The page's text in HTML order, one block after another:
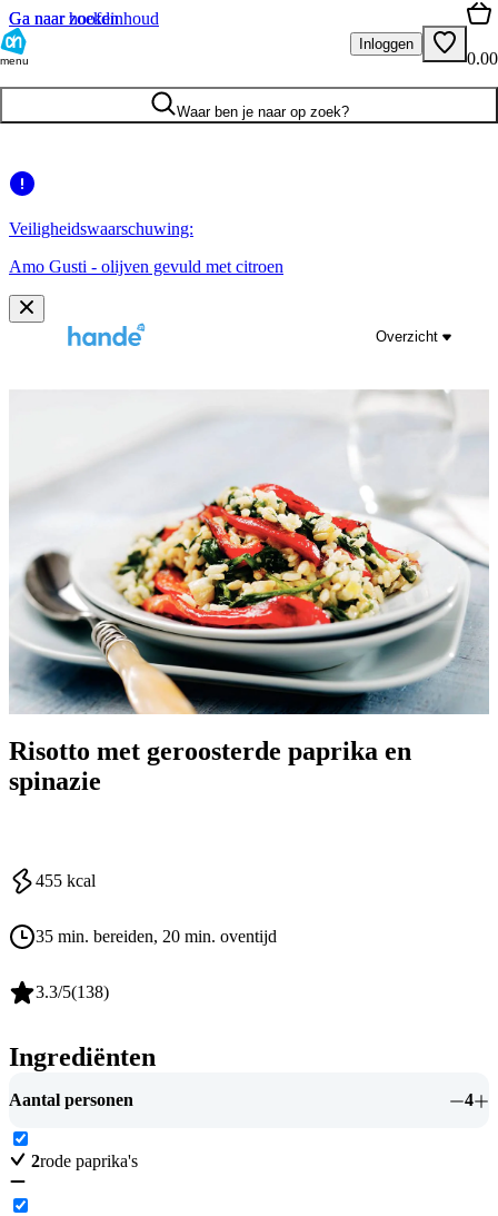
Ga naar hoofdinhoud
Ga naar zoeken
menu
Inloggen
0.00
Waar ben je naar op zoek?
Veiligheidswaarschuwing:
Amo Gusti - olijven gevuld met citroen
Overzicht
Risotto met geroosterde paprika en
spinazie
455 kcal
35 min. bereiden, 20 min. oventijd
3.3/5(138)
Ingrediënten
Aantal personen 4
2rode paprika's